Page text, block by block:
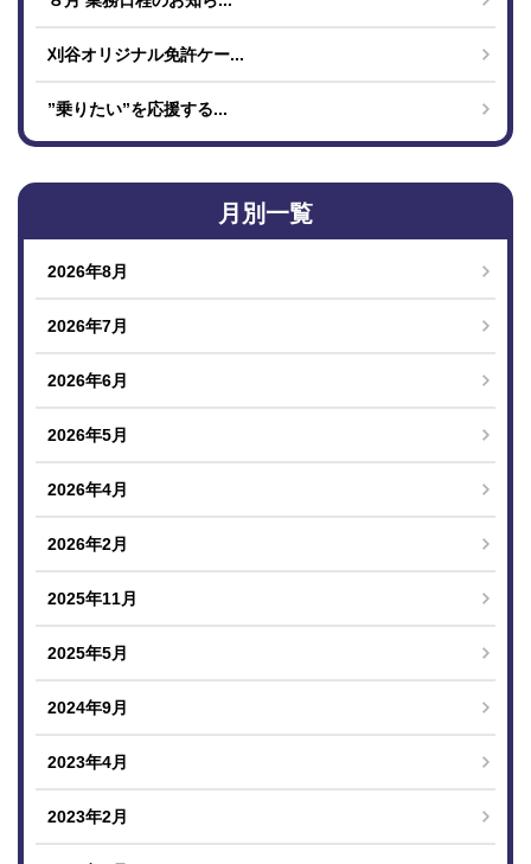
刈谷オリジナル免許ケー...
”乗りたい”を応援する...
月別一覧
2026年8月
2026年7月
2026年6月
2026年5月
2026年4月
2026年2月
2025年11月
2025年5月
2024年9月
2023年4月
2023年2月